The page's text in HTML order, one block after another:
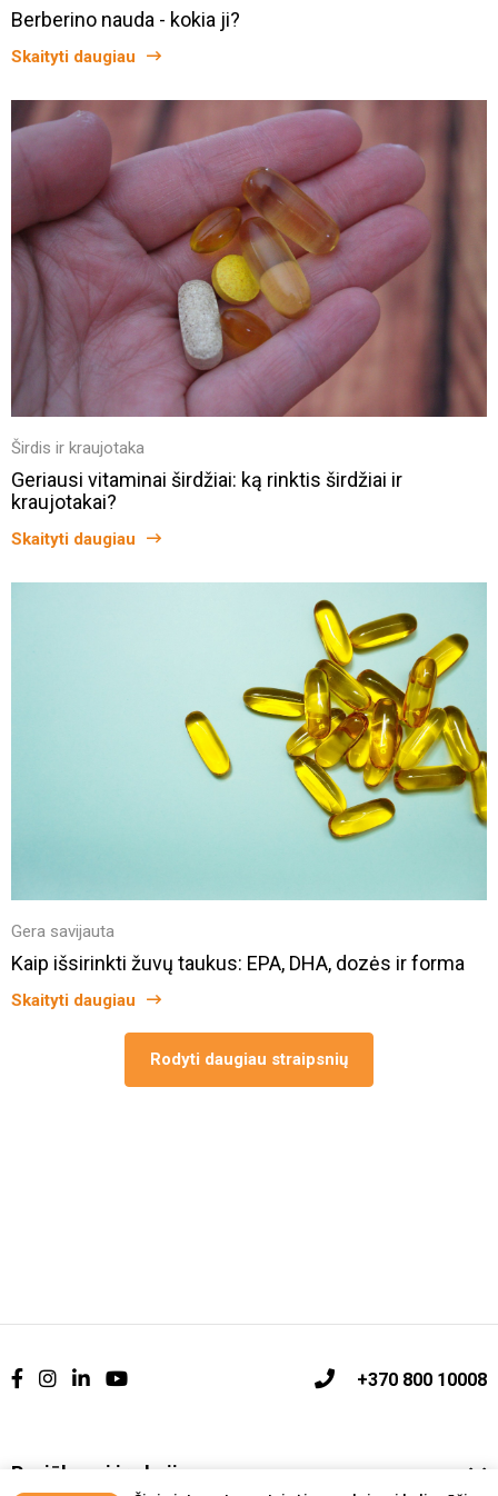
Berberino nauda - kokia ji?
Skaityti daugiau
Širdis ir kraujotaka
Geriausi vitaminai širdžiai: ką rinktis širdžiai ir
kraujotakai?
Skaityti daugiau
Gera savijauta
Kaip išsirinkti žuvų taukus: EPA, DHA, dozės ir forma
Skaityti daugiau
Rodyti daugiau straipsnių
+370 800 10008
Pasiūlymai ir akcijos